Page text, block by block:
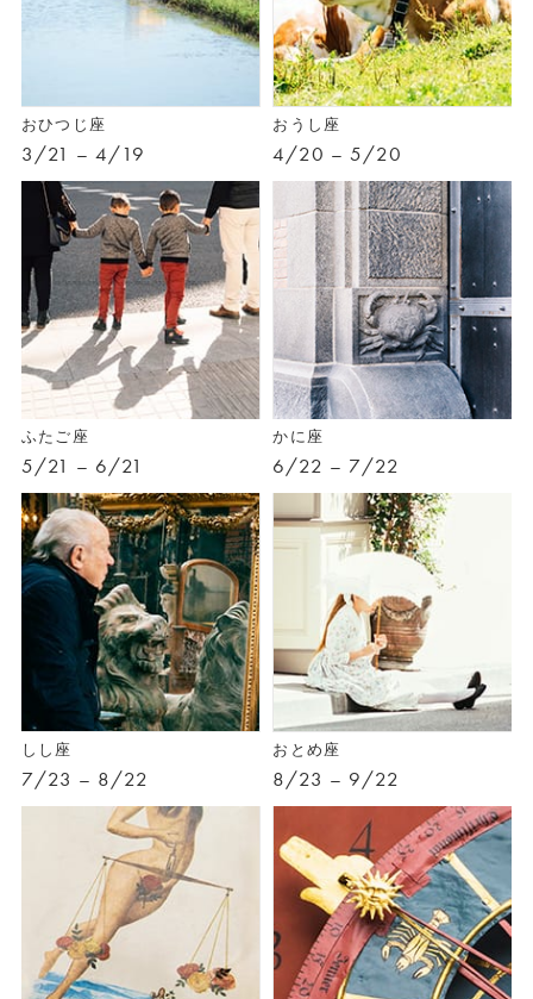
おひつじ座
3/21 – 4/19
おうし座
4/20 – 5/20
ふたご座
5/21 – 6/21
かに座
6/22 – 7/22
しし座
7/23 – 8/22
おとめ座
8/23 – 9/22